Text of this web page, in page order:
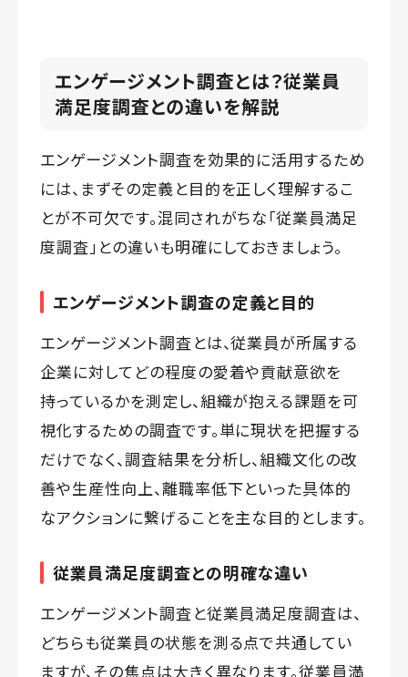
エンゲージメント調査とは？従業員
満足度調査との違いを解説
エンゲージメント調査を効果的に活用するため
には、まずその定義と目的を正しく理解するこ
とが不可欠です。混同されがちな「従業員満足
度調査」との違いも明確にしておきましょう。
エンゲージメント調査の定義と目的
エンゲージメント調査とは、従業員が所属する
企業に対してどの程度の愛着や貢献意欲を
持っているかを測定し、組織が抱える課題を可
視化するための調査です。単に現状を把握する
だけでなく、調査結果を分析し、組織文化の改
善や生産性向上、離職率低下といった具体的
なアクションに繋げることを主な目的とします。
従業員満足度調査との明確な違い
エンゲージメント調査と従業員満足度調査は、
どちらも従業員の状態を測る点で共通してい
ますが、その焦点は大きく異なります。従業員満